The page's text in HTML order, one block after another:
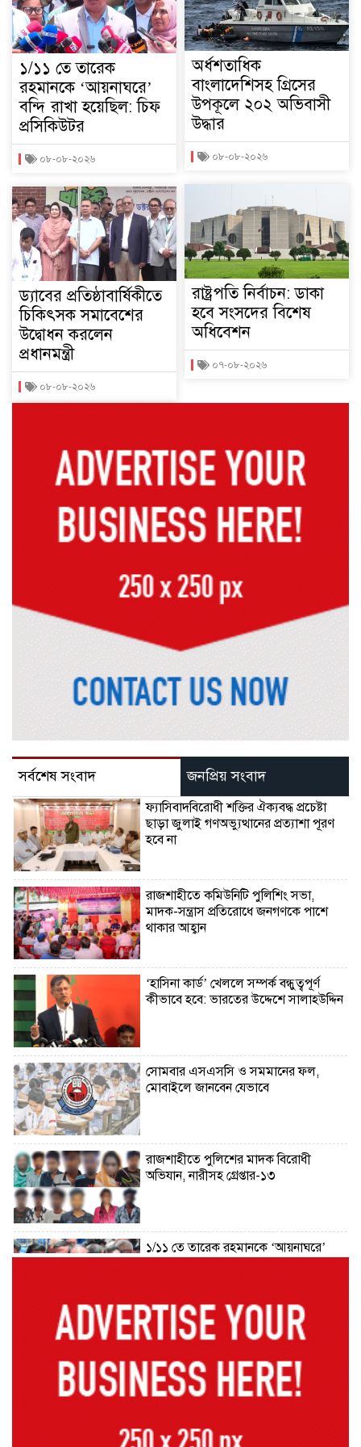
১/১১ তে তারেক
রহমানকে ‘আয়নাঘরে’
বন্দি রাখা হয়েছিল: চিফ
প্রসিকিউটর
০৮-০৮-২০২৬
ড্যাবের প্রতিষ্ঠাবার্ষিকীতে
চিকিৎসক সমাবেশের
উদ্বোধন করলেন
প্রধানমন্ত্রী
০৮-০৮-২০২৬
অর্ধশতাধিক
বাংলাদেশিসহ গ্রিসের
উপকূলে ২০২ অভিবাসী
উদ্ধার
০৮-০৮-২০২৬
রাষ্ট্রপতি নির্বাচন: ডাকা
হবে সংসদের বিশেষ
অধিবেশন
০৭-০৮-২০২৬
সর্বশেষ সংবাদ জনপ্রিয় সংবাদ
ফ্যাসিবাদবিরোধী শক্তির ঐক্যবদ্ধ প্রচেষ্টা
ছাড়া জুলাই গণঅভ্যুত্থানের প্রত্যাশা পূরণ
হবে না
রাজশাহীতে কমিউনিটি পুলিশিং সভা,
মাদক-সন্ত্রাস প্রতিরোধে জনগণকে পাশে
থাকার আহ্বান
‘হাসিনা কার্ড’ খেললে সম্পর্ক বন্ধুত্বপূর্ণ
কীভাবে হবে: ভারতের উদ্দেশে সালাহউদ্দিন
সোমবার এসএসসি ও সমমানের ফল,
মোবাইলে জানবেন যেভাবে
রাজশাহীতে পুলিশের মাদক বিরোধী
অভিযান, নারীসহ গ্রেপ্তার-১৩
১/১১ তে তারেক রহমানকে ‘আয়নাঘরে’
ড্যাবের প্রতিষ্ঠাবার্ষিকীতে চিকিৎসক
ব্রেন স্ট্রোক, নির্বাচন অফিসকর্মীর মৃত্যু